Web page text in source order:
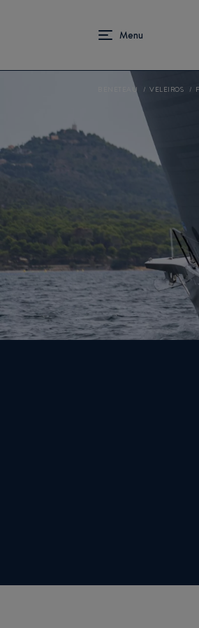
BENETEAU VELEIROS